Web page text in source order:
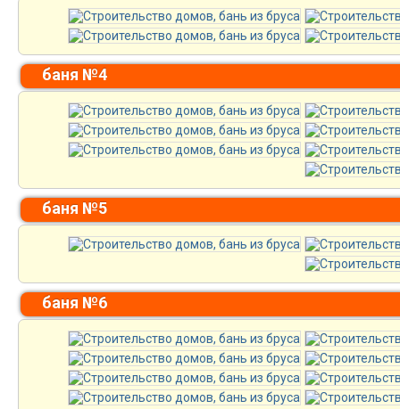
баня №4
баня №5
баня №6